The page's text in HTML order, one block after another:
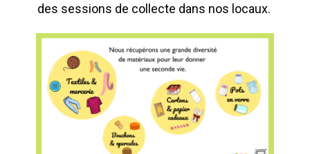
des sessions de collecte dans nos locaux.